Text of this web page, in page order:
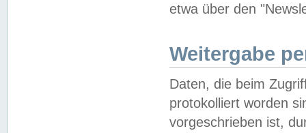
etwa über den
Weitergabe
Daten, die beim
protokolliert worden
vorgeschrieben ist,